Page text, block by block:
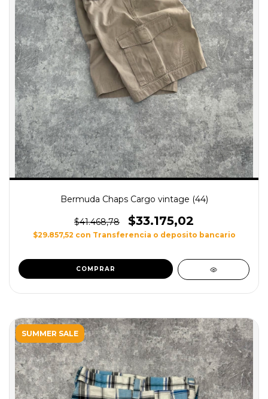
Bermuda Chaps Cargo vintage (44)
$41.468,78 $33.175,02
$29.857,52 con Transferencia o deposito bancario
SUMMER SALE